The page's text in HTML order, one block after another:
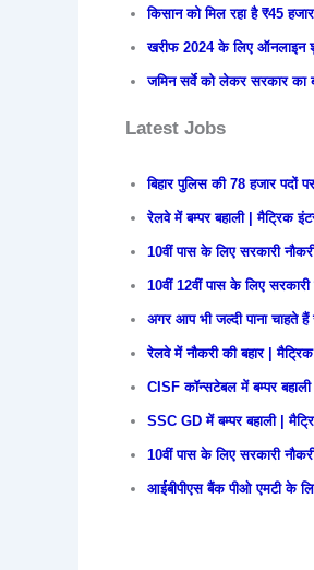
किसान को मिल रहा है ₹45
खरीफ 2024 के लिए ऑनलाइन
जमिन सर्वे को लेकर सरकार का
Latest Jobs
बिहार पुलिस की 78 हजार पदों
रेलवे में बम्पर बहाली | मैट्रिक
10वीं पास के लिए सरकारी
10वीं 12वीं पास के लिए सरकारी
अगर आप भी जल्दी पाना चाहते
रेलवे में नौकरी की बहार |
CISF कॉन्सटेबल में बम्पर
SSC GD में बम्पर बहाली |
10वीं पास के लिए सरकारी
आईबीपीएस बैंक पीओ एमटी के